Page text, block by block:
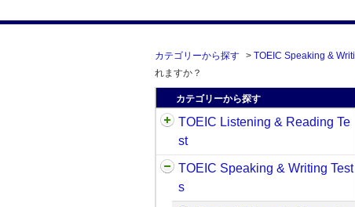
カテゴリーから探す > TOEIC Speaking &
れますか？
カテゴリーから探す
TOEIC Listening & Reading Te
st
TOEIC Speaking & Writing Test
s